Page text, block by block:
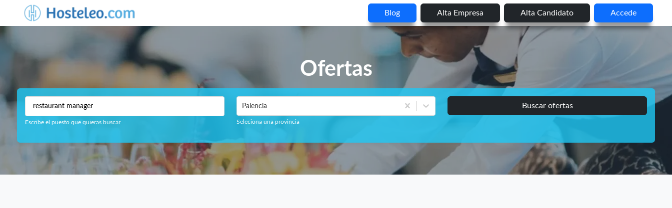
Blog Alta Empresa Alta Candidato Accede
Ofertas
Escribe el puesto que quieras buscar
Palencia
Seleciona una provincia
Buscar ofertas